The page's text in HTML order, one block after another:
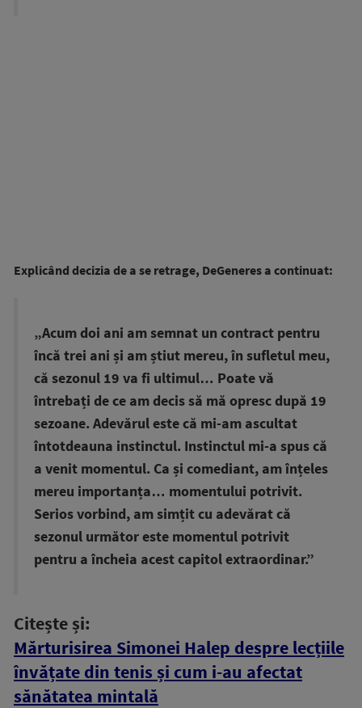
Explicând decizia de a se retrage, DeGeneres a continuat:
„Acum doi ani am semnat un contract pentru
încă trei ani și am știut mereu, în sufletul meu,
că sezonul 19 va fi ultimul… Poate vă
întrebați de ce am decis să mă opresc după 19
sezoane. Adevărul este că mi-am ascultat
întotdeauna instinctul. Instinctul mi-a spus că
a venit momentul. Ca și comediant, am înțeles
mereu importanța… momentului potrivit.
Serios vorbind, am simțit cu adevărat că
sezonul următor este momentul potrivit
pentru a încheia acest capitol extraordinar.”
Citește și:
Mărturisirea Simonei Halep despre lecțiile
învățate din tenis și cum i-au afectat
sănătatea mintală